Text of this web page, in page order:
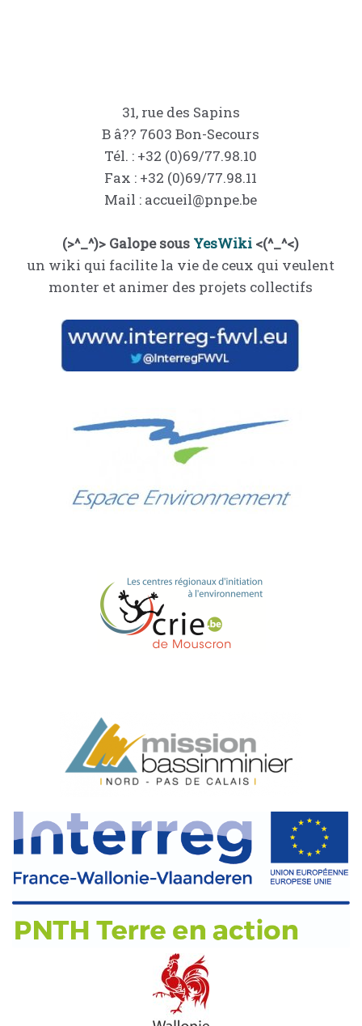
31, rue des Sapins
B â?? 7603 Bon-Secours
Tél. : +32 (0)69/77.98.10
Fax : +32 (0)69/77.98.11
Mail : accueil@pnpe.be
(>^_^)> Galope sous YesWiki <(^_^<)
un wiki qui facilite la vie de ceux qui veulent
monter et animer des projets collectifs